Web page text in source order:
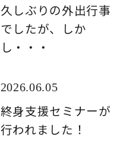
久しぶりの外出行事
でしたが、しか
し・・・
2026.06.05
終身支援セミナーが
行われました！